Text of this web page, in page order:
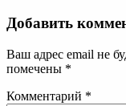
Добавить
Ваш адрес email не
помечены *
Комментарий *